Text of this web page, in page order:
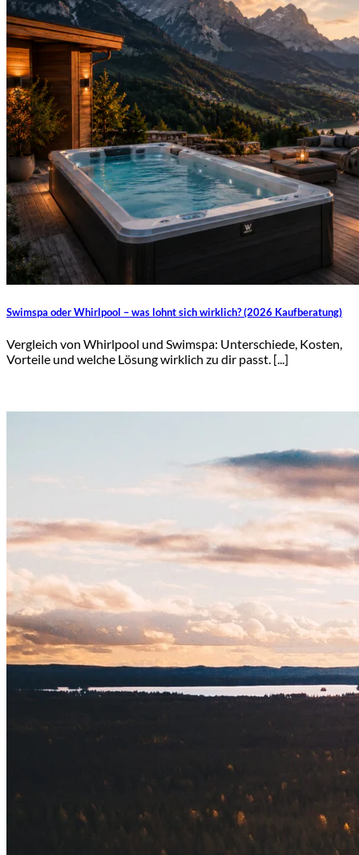
Swimspa oder Whirlpool – was lohnt sich wirklich? (2026 Kaufberatung)
Vergleich von Whirlpool und Swimspa: Unterschiede, Kosten,
Vorteile und welche Lösung wirklich zu dir passt. [...]